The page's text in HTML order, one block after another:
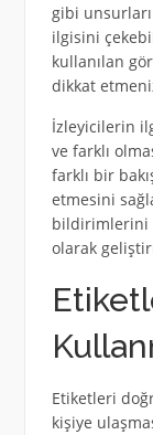
gibi
ilgisini
kullanılan
dikkat
İzleyicilerin
ve farklı
farklı bir
etmesini
bildirimlerini
olarak
Etiketleri
kişiye